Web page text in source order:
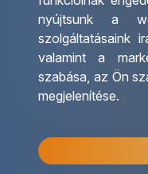
nyújtsunk a
szolgáltatásaink
valamint a
szabása, az Ön
megjelenítése.
Üzleti utaztatás
Nemzetközi tanár és
diákigazolványok
Letölthető katalógusunk
Ajándékutalvány
OTP Travel kedvezmények